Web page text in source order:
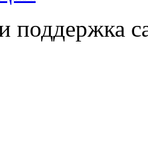
поддержка